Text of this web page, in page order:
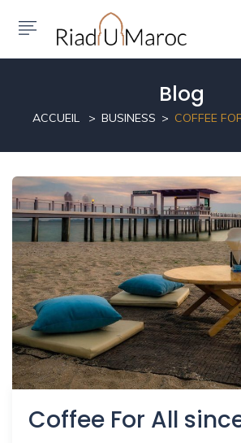
Blog
ACCUEIL BUSINESS COFFEE
Coffee For All